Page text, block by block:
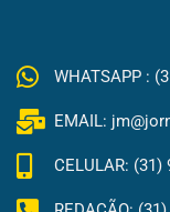
WHATSAPP :
EMAIL:
CELULAR: (31)